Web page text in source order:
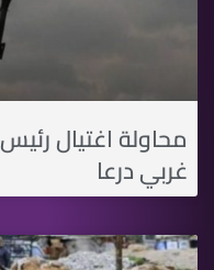
محاولة اغتيال
غربي درعا